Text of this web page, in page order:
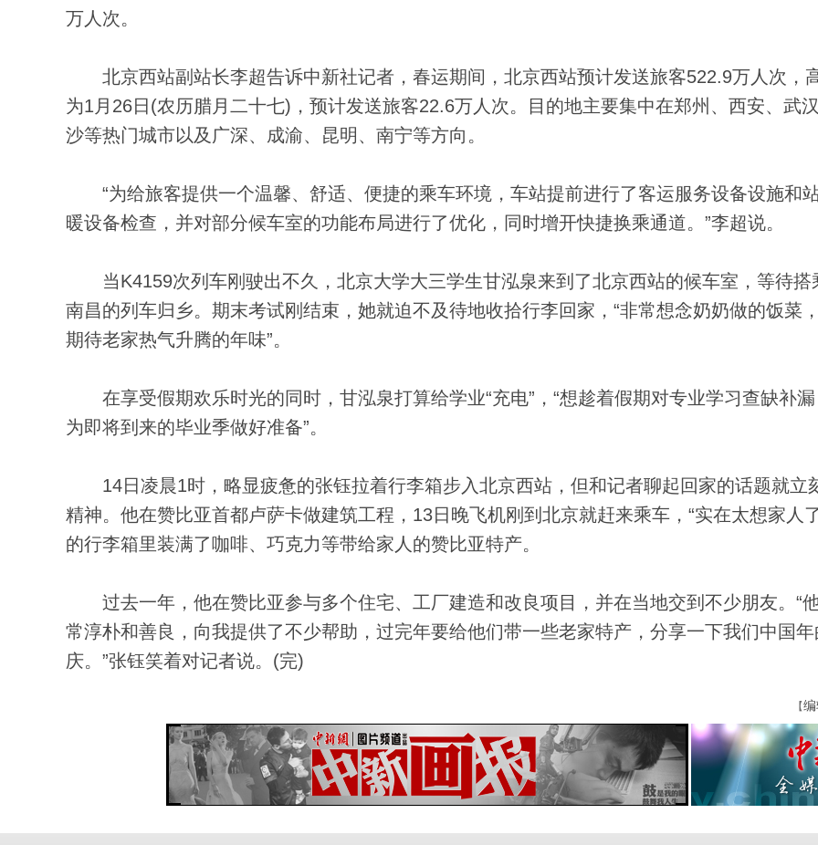
万人次。
北京西站副站长李超告诉中新社记者，春运期间，北京西站预计发送旅客522.9万人次，
为1月26日(农历腊月二十七)，预计发送旅客22.6万人次。目的地主要集中在郑州、西安、武
沙等热门城市以及广深、成渝、昆明、南宁等方向。
“为给旅客提供一个温馨、舒适、便捷的乘车环境，车站提前进行了客运服务设备设施和
暖设备检查，并对部分候车室的功能布局进行了优化，同时增开快捷换乘通道。”李超说。
当K4159次列车刚驶出不久，北京大学大三学生甘泓泉来到了北京西站的候车室，等待搭
南昌的列车归乡。期末考试刚结束，她就迫不及待地收拾行李回家，“非常想念奶奶做的饭菜
期待老家热气升腾的年味”。
在享受假期欢乐时光的同时，甘泓泉打算给学业“充电”，“想趁着假期对专业学习查缺补
为即将到来的毕业季做好准备”。
14日凌晨1时，略显疲惫的张钰拉着行李箱步入北京西站，但和记者聊起回家的话题就立
精神。他在赞比亚首都卢萨卡做建筑工程，13日晚飞机刚到北京就赶来乘车，“实在太想家人
的行李箱里装满了咖啡、巧克力等带给家人的赞比亚特产。
过去一年，他在赞比亚参与多个住宅、工厂建造和改良项目，并在当地交到不少朋友。“
常淳朴和善良，向我提供了不少帮助，过完年要给他们带一些老家特产，分享一下我们中国年
庆。”张钰笑着对记者说。(完)
【